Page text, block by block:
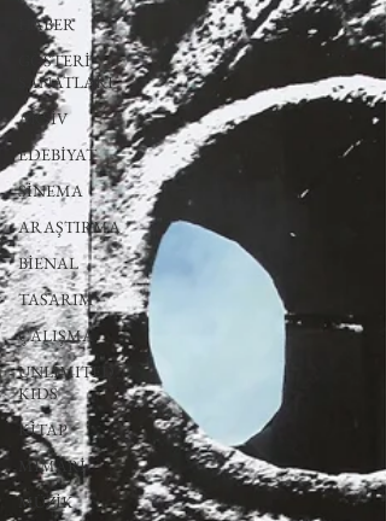
HABER
GÖSTERİ
SANATLARI
ARŞİV
EDEBİYAT
SİNEMA
ARAŞTIRMA
BİENAL
TASARIM
ÇALIŞMA
UNLIMITED
KIDS
KİTAP
MİMARİ
MÜZİK